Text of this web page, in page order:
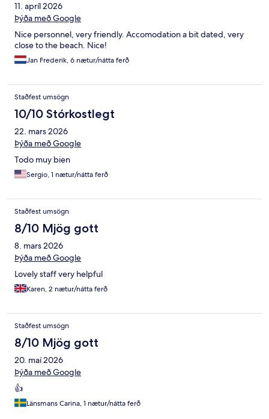
11. apríl 2026
Þýða með Google
Nice personnel, very friendly. Accomodation a bit dated, very
close to the beach. Nice!
Jan Frederik, 6 nætur/nátta ferð
Staðfest umsögn
10/10 Stórkostlegt
22. mars 2026
Þýða með Google
Todo muy bien
Sergio, 1 nætur/nátta ferð
Staðfest umsögn
8/10 Mjög gott
8. mars 2026
Þýða með Google
Lovely staff very helpful
Karen, 2 nætur/nátta ferð
Staðfest umsögn
8/10 Mjög gott
20. maí 2026
Þýða með Google
👍
Länsmans Carina, 1 nætur/nátta ferð